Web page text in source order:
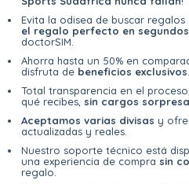
Evita la odisea de buscar
el regalo perfecto en segundos
doctorSIM.
Ahorra hasta un 50% en
disfruta de beneficios exclusivos
Total transparencia en el
qué recibes, sin cargos sorpresa
Aceptamos varias divisas y
actualizadas y reales.
Nuestro soporte técnico está
una experiencia de compra sin
regalo.